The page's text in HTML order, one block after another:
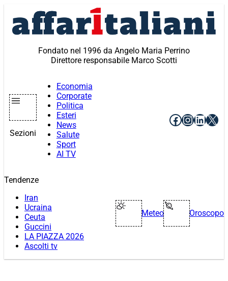
contenuto
Fondato nel 1996 da Angelo Maria Perrino
Direttore responsabile Marco Scotti
Sezioni
Economia
Corporate
Politica
Esteri
News
Salute
Sport
AI TV
Facebook
X
Tendenze
Iran
Ucraina
Ceuta
Guccini
LA PIAZZA 2026
Ascolti tv
Meteo Oroscopo